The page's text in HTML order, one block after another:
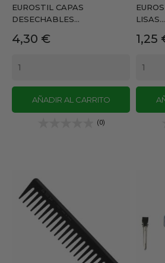
EUROSTIL CAPAS
DESECHABLES...
Precio
4,30 €
AÑADIR AL CARRITO
(0)
LISAS...
1,25